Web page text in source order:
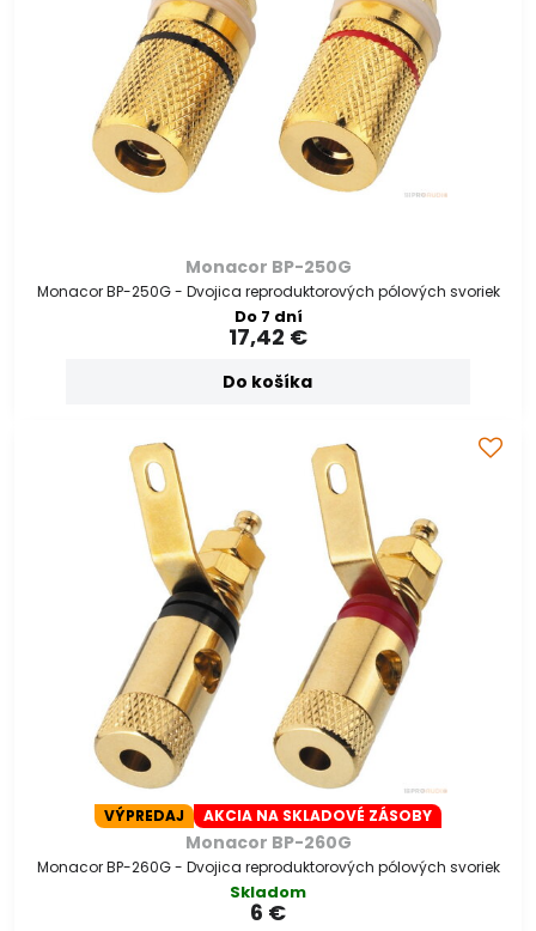
Monacor BP-250G
Monacor BP-250G - Dvojica reproduktorových pólových svoriek
Do 7 dní
17,42 €
Do košíka
VÝPREDAJ AKCIA NA SKLADOVÉ ZÁSOBY
Monacor BP-260G
Monacor BP-260G - Dvojica reproduktorových pólových svoriek
Skladom
6 €